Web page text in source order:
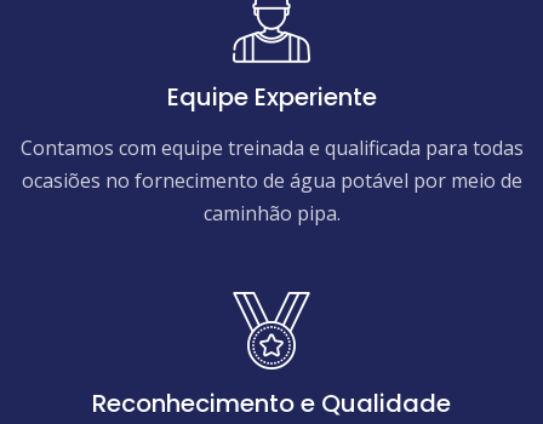
Equipe Experiente
Contamos com equipe treinada e qualificada para todas
ocasiões no fornecimento de água potável por meio de
caminhão pipa.
Reconhecimento e Qualidade